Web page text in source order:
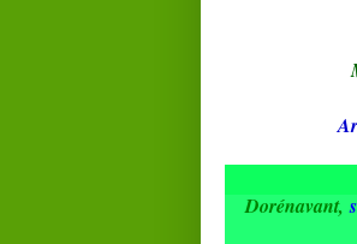
Dorénavant,